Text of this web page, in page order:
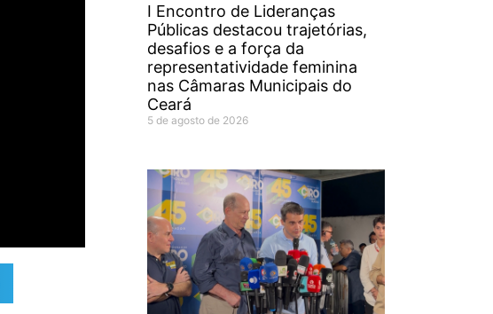
I Encontro de Lideranças
Públicas destacou trajetórias,
desafios e a força da
representatividade feminina
nas Câmaras Municipais do
Ceará
5 de agosto de 2026